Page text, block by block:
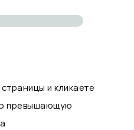
и кликаете
превышающую